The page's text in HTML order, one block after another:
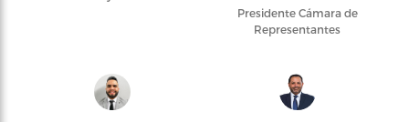
Presidente Cámara de
Representantes